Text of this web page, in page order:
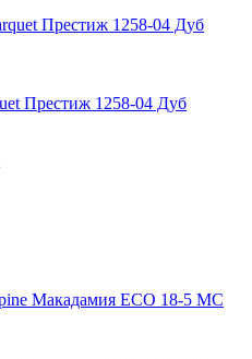
Престиж 1258-04 Дуб